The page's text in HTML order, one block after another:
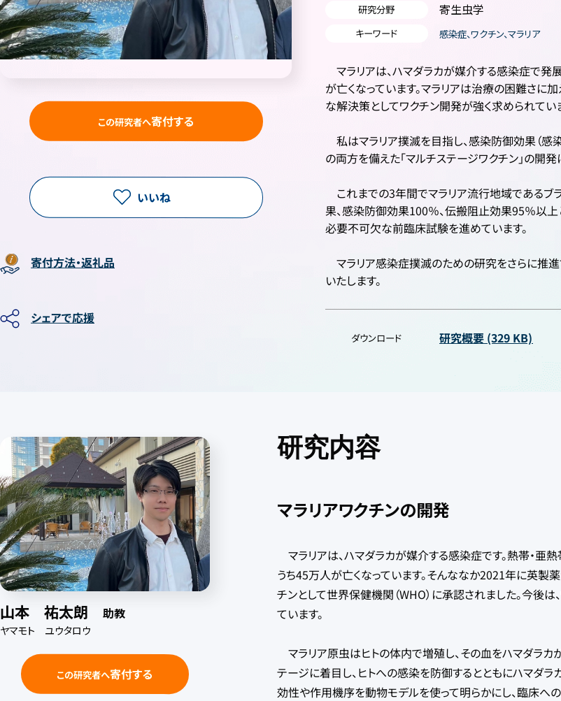
この研究者へ寄付する
いいね
寄付方法・返礼品
シェアで応援
研究分野 寄生虫学
キーワード 感染症、ワクチン、マラリア
マラリアは、ハマダラカが媒介する感染症で
が亡くなっています。マラリアは治療の困難さに
な解決策としてワクチン開発が強く求められてい
私はマラリア撲滅を目指し、感染防御効果（感
の両方を備えた「マルチステージワクチン」の開発
これまでの3年間でマラリア流行地域であるブ
果、感染防御効果100％、伝搬阻止効果95％以
必要不可欠な前臨床試験を進めています。
マラリア感染症撲滅のための研究をさらに推進
いたします。
ダウンロード 研究概要 (329 KB)
寄付方法
山本 祐太朗 助教
ヤマモト ユウタロウ
この研究者へ寄付する
研究内容
マラリアワクチンの開発
マラリアは、ハマダラカが媒介する感染症です。熱帯・
うち45万人が亡くなっています。そんななか2021年に英製
チンとして世界保健機関（WHO）に承認されました。今後
ています。
マラリア原虫はヒトの体内で増殖し、その血をハマダラ
テージに着目し、ヒトへの感染を防御するとともにハマダ
効性や作用機序を動物モデルを使って明らかにし、臨床へ